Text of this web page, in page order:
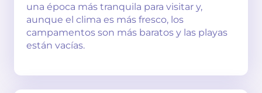
una época más tranquila para visitar y,
aunque el clima es más fresco, los
campamentos son más baratos y las playas
están vacías.